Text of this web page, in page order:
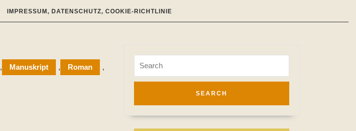
IMPRESSUM, DATENSCHUTZ, COOKIE-RICHTLINIE
, Manuskript , Roman ,
for: